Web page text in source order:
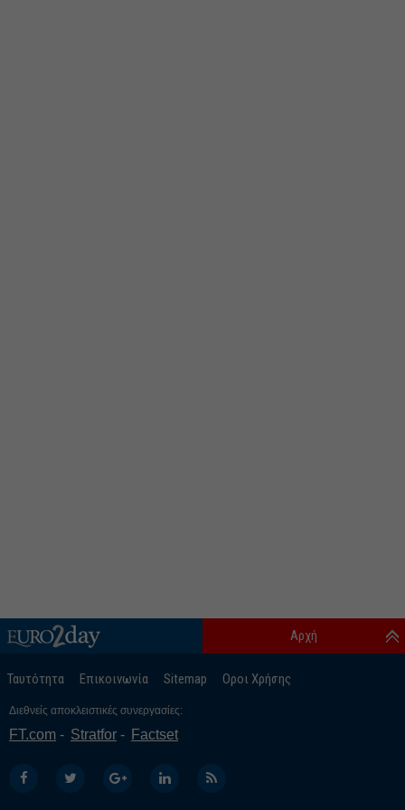
Ταυτότητα Επικοινωνία Sitemap Οροι Χρήσης
Αρχή
Διεθνείς αποκλειστικές συνεργασίες:
FT.com Stratfor Factset